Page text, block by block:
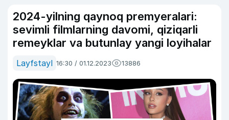
2024-yilning qaynoq premyeralari:
sevimli filmlarning davomi, qiziqarli
remeyklar va butunlay yangi loyihalar
Layfstayl 16:30 / 01.12.2023 13886